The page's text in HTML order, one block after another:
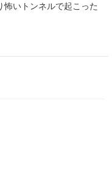
怖いトンネルで起こった